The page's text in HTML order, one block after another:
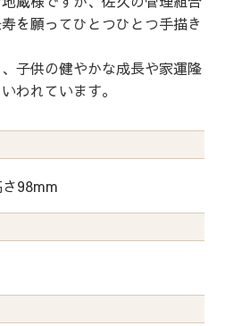
を願ってひとつひとつ手描き
子供の健やかな成長や家運隆
われています。
98mm